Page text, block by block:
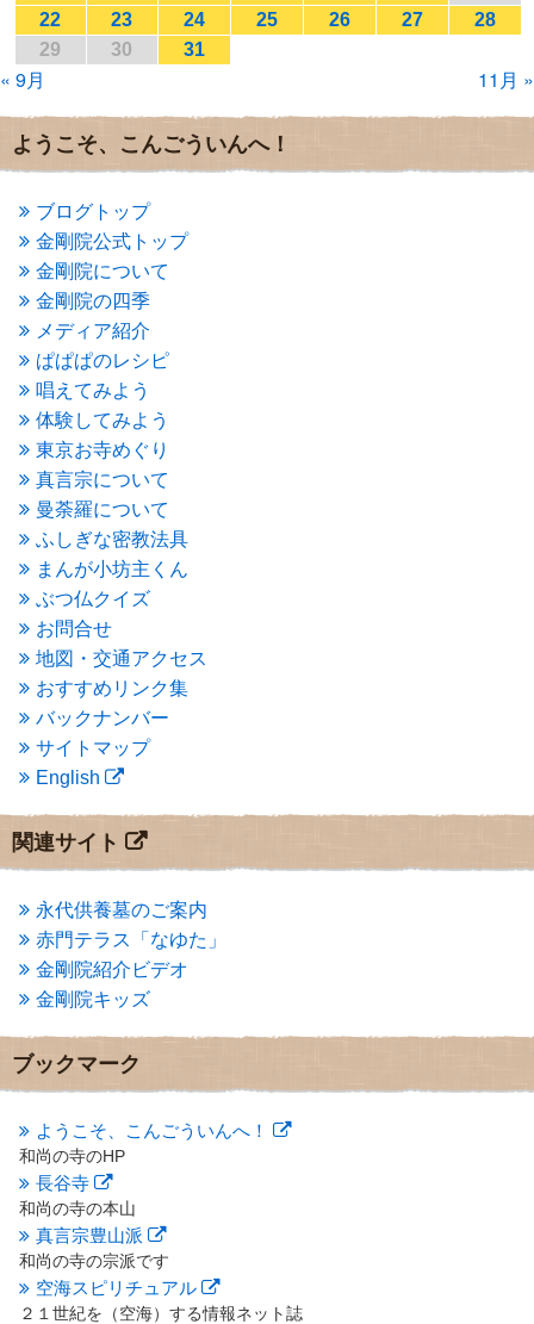
2017年1月(2)
2016年12月(4)
2016年11月(3)
2016年10月
2016年8月
2016年7月
(3)
2016年5月(3)
2016年4月
(4)
2016年3月 (4)
2016年2月 (5)
2016年1月(3)
2015年12月(6)
2015年11月 (4)
2015年10月
(4)
2015年9月(3)
2015年8月(4)
2015年7月(4)
2015年6月(3)
2015年5月(1)
2015年4月(1)
2015年3月 (3)
2015年2月(3)
2015年1月(1)
2014年12月
2014年9月(1)
2014年5月 (1)
2014年4月
2014年1月(1)
2013年11月 (4)
2013年10月
2013年8月
(7)
2013年7月
(7)
2013年5月(13)
2013年4月(1)
2013年3月 (4)
2013年2月(6)
2013年1月(6)
2012年12月(7)
2012年11月(7)
2012年10月
2012年8月
(9)
2012年7月(10)
2012年6月
2012年5月(16)
2012年4月 (16)
2012年3月(17)
2012年2月(20)
2012年1月(25)
22 23 24 25 26 27
28
29
30 31
« 9月 11月 »
ようこそ、こんごういんへ！
ブログトップ
金剛院公式トップ
金剛院について
金剛院の四季
メディア紹介
ぱぱぱのレシピ
唱えてみよう
体験してみよう
東京お寺めぐり
真言宗について
曼荼羅について
ふしぎな密教法具
まんが小坊主くん
ぶつ仏クイズ
お問合せ
地図・交通アクセス
おすすめリンク集
バックナンバー
サイトマップ
English
関連サイト
永代供養墓のご案内
赤門テラス「なゆた」
金剛院紹介ビデオ
金剛院キッズ
ブックマーク
ようこそ、こんごういんへ！
和尚の寺のHP
長谷寺
和尚の寺の本山
真言宗豊山派
和尚の寺の宗派です
空海スピリチュアル
２１世紀を（空海）する情報ネット誌